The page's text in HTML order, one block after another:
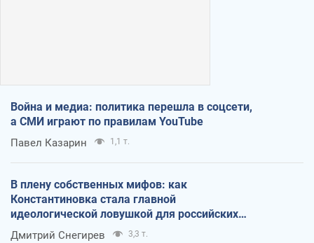
Война и медиа: политика перешла в соцсети,
а СМИ играют по правилам YouTube
Павел Казарин 1,1 т.
В плену собственных мифов: как
Константиновка стала главной
идеологической ловушкой для российских
оккупантов
Дмитрий Снегирев 3,3 т.